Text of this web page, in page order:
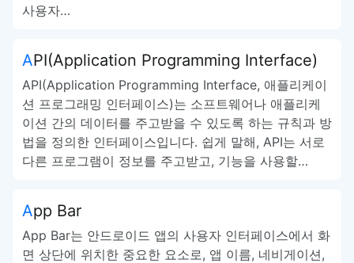
사용자…
API(Application Programming Interface)
API(Application Programming Interface, 애플리케이
션 프로그래밍 인터페이스)는 소프트웨어나 애플리케
이션 간의 데이터를 주고받을 수 있도록 하는 규칙과 방
법을 정의한 인터페이스입니다. 쉽게 말해, API는 서로
다른 프로그램이 정보를 주고받고, 기능을 사용할…
App Bar
App Bar는 안드로이드 앱의 사용자 인터페이스에서 화
면 상단에 위치한 중요한 요소로, 앱 이름, 네비게이션,